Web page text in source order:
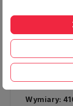
Płyta
Płyta
jest zżeliwa
wiele lat.
Wymiary: